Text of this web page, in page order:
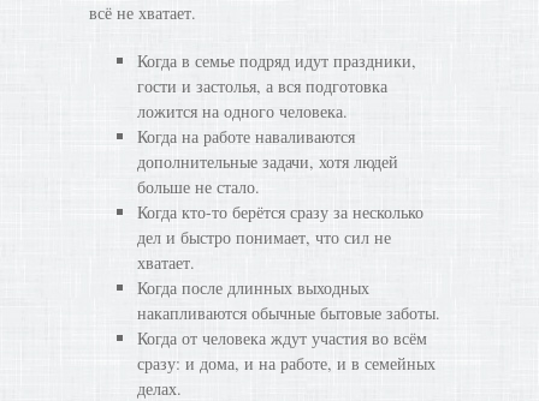
всё не хватает.
Когда в семье подряд идут праздники,
гости и застолья, а вся подготовка
ложится на одного человека.
Когда на работе наваливаются
дополнительные задачи, хотя людей
больше не стало.
Когда кто-то берётся сразу за несколько
дел и быстро понимает, что сил не
хватает.
Когда после длинных выходных
накапливаются обычные бытовые заботы.
Когда от человека ждут участия во всём
сразу: и дома, и на работе, и в семейных
делах.